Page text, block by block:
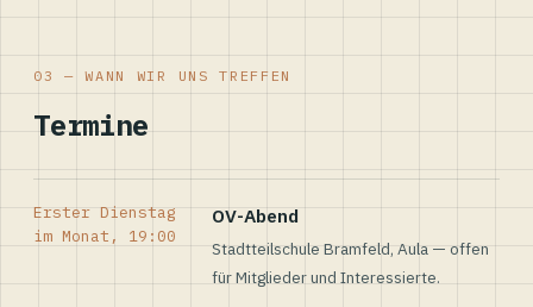
03 — WANN WIR UNS TREFFEN
Termine
Erster Dienstag
im Monat, 19:00
OV-Abend
Stadtteilschule Bramfeld, Aula — offen
für Mitglieder und Interessierte.